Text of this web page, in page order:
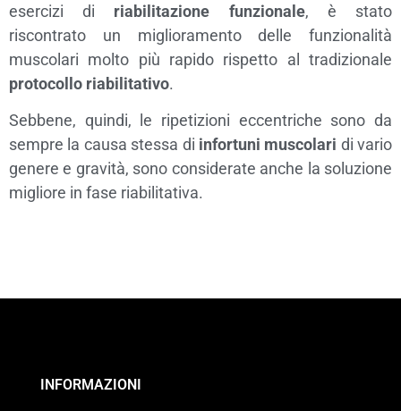
esercizi di riabilitazione funzionale, è stato
riscontrato un miglioramento delle funzionalità
muscolari molto più rapido rispetto al tradizionale
protocollo riabilitativo.
Sebbene, quindi, le ripetizioni eccentriche sono da
sempre la causa stessa di infortuni muscolari di vario
genere e gravità, sono considerate anche la soluzione
migliore in fase riabilitativa.
INFORMAZIONI